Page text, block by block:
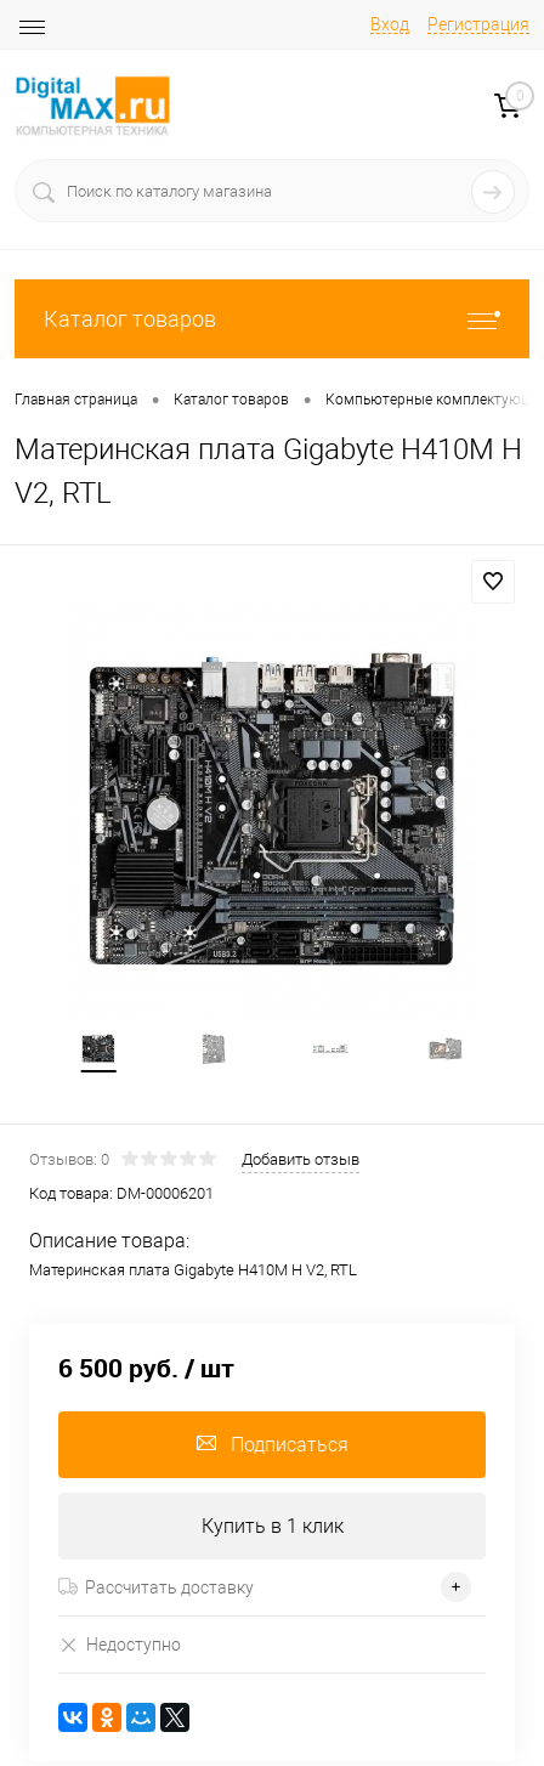
Вход Регистрация
0
Каталог товаров
Главная страница • Каталог товаров • Компьютерные
Материнская плата Gigabyte H410M H
V2, RTL
Отзывов: 0
Добавить отзыв
Код товара: DM-00006201
Описание товара:
Материнская плата Gigabyte H410M H V2, RTL
6 500 руб. / шт
Подписаться
Купить в 1 клик
Рассчитать доставку
Недоступно